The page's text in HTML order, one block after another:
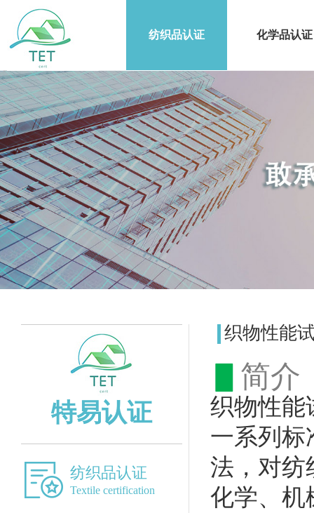
纺织品认证 化学品认证
特易认证
纺织品认证
Textile certification
织物性能
简介
织物性能
一系列标
法，对纺
化学、机